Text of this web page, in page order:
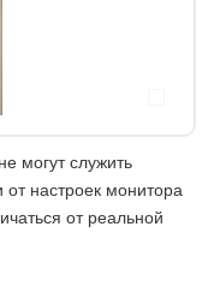
могут служить
настроек монитора
от реальной